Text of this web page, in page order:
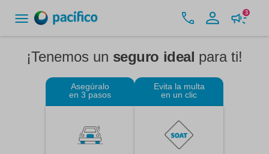
3
¡Tenemos un seguro ideal para ti!
Asegúralo
en 3 pasos
Evita la multa
en un clic